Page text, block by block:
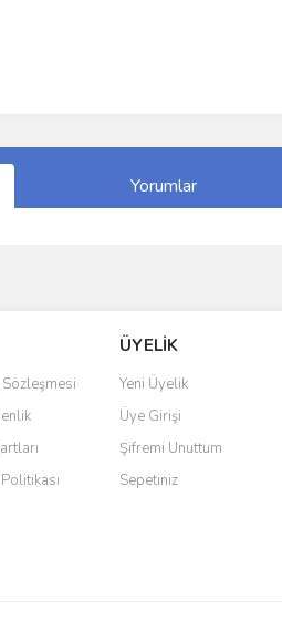
Yorumlar
Sözleşmesi
ÜYELİK
Yeni Üyelik
Üye Girişi
Şifremi Unuttum
Sepetiniz